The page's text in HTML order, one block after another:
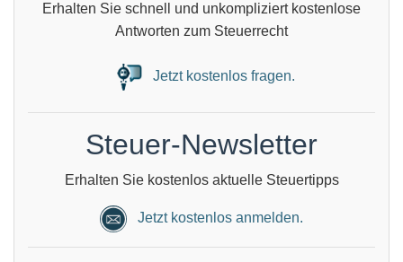
Erhalten Sie schnell und unkompliziert kostenlose
Antworten zum Steuerrecht
Jetzt kostenlos fragen.
Steuer-Newsletter
Erhalten Sie kostenlos aktuelle Steuertipps
Jetzt kostenlos anmelden.